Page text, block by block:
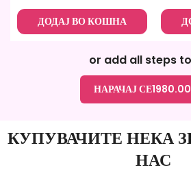
ДОДАЈ ВО КОШНА
or add all steps
НАРАЧАЈ СЕ1980.00
КУПУВАЧИТЕ НЕКА
НАС